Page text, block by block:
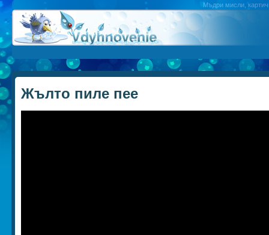
Мъдри мисли,
Жълто пиле пее